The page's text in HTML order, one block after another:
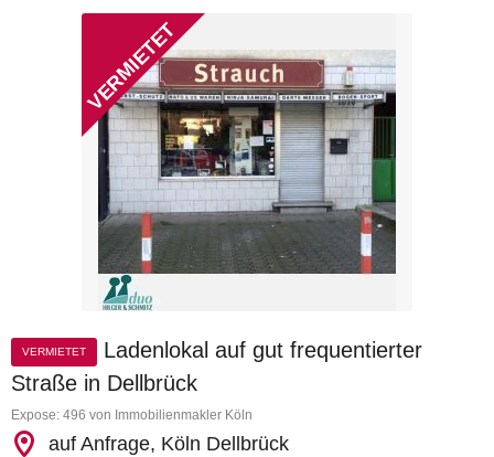
VERMIETET
Ladenlokal auf gut frequentierter
Straße in Dellbrück
Expose: 496 von Immobilienmakler Köln
auf Anfrage, Köln Dellbrück